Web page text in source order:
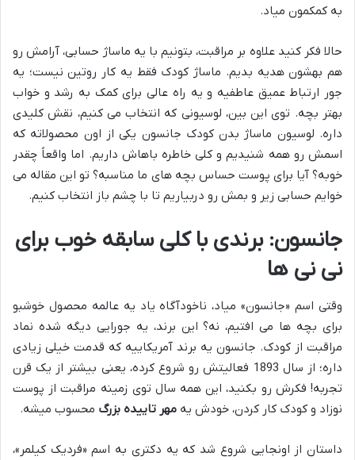
به کمکمون میاد.
حالا فکر کنید علاوه بر مراقبت، بتونیم با یه ماساژ حسابی، آرامش رو
هم بهشون هدیه بدیم. ماساژ کودک فقط یه کار روتین نیست؛ یه
جور ارتباط عمیق عاطفیه و یه راه عالی برای کمک به رشد و خواب
بهتر بچه. توی این بین، لوسیونی که انتخاب می کنیم، نقش کلیدی
داره. لوسیون ماساژ بدن کودک جانسون یکی از اون محصولاته که
اسمش رو همه شنیدیم و کلی خاطره باهاش داریم. اما واقعاً چقدر
خوبه؟ آیا برای پوست حساس بچه های ما مناسبه؟ تو این مقاله می
خوایم حسابی زیر و بمش رو دربیاریم تا با چشم باز انتخاب کنیم.
جانسون: برندی با کلی سابقه خوب برای
نی نی ها
وقتی اسم «جانسون» میاد، ناخودآگاه یاد یه عالمه محصول خوشبو
برای بچه ها می افتیم، نه؟ این برند، یه جورایی دیگه شده نماد
مراقبت از کودک. جانسون یه برند آمریکاییه که قدمت خیلی زیادی
داره؛ از سال 1893 فعالیتش رو شروع کرده، یعنی بیشتر از یک قرن
تجربه! فکرش رو بکنید، این همه سال توی زمینه مراقبت از پوست
نوزاد و کودک کار کردن، خودش یه مهر تاییده بزرگ محسوب میشه.
داستان از اونجایی شروع شد که یه دکتری به اسم «فردیک کیلمر»،